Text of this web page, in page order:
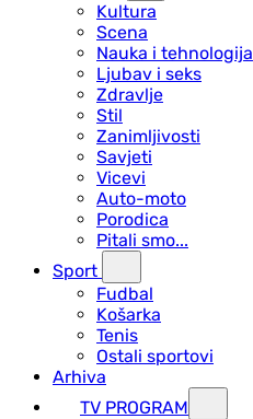
Kultura
Scena
Nauka i tehnologija
Ljubav i seks
Zdravlje
Stil
Zanimljivosti
Savjeti
Vicevi
Auto-moto
Porodica
Pitali smo...
Sport
Fudbal
Košarka
Tenis
Ostali sportovi
Arhiva
TV PROGRAM